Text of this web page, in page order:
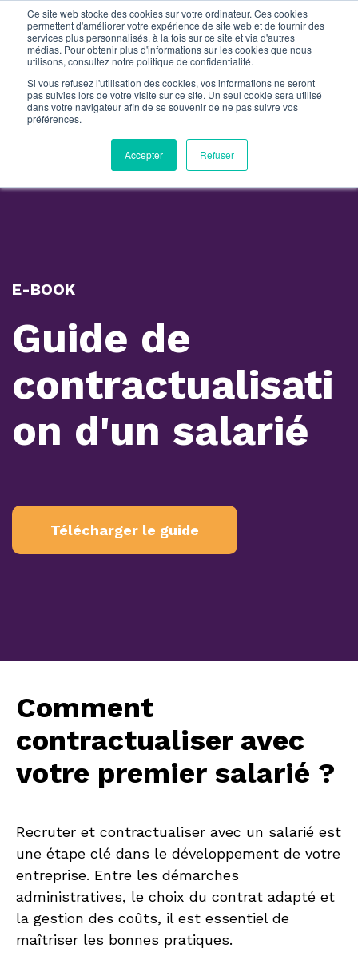
Ce site web stocke des cookies sur votre ordinateur. Ces cookies
permettent d'améliorer votre expérience de site web et de fournir des
services plus personnalisés, à la fois sur ce site et via d'autres
médias. Pour obtenir plus d'informations sur les cookies que nous
utilisons, consultez notre politique de confidentialité.
Si vous refusez l'utilisation des cookies, vos informations ne seront
pas suivies lors de votre visite sur ce site. Un seul cookie sera utilisé
dans votre navigateur afin de se souvenir de ne pas suivre vos
préférences.
Accepter Refuser
E-BOOK
Guide de
contractualisati
on d'un salarié
Télécharger le guide
Comment
contractualiser avec
votre premier salarié ?
Recruter et contractualiser avec un salarié est
une étape clé dans le développement de votre
entreprise. Entre les démarches
administratives, le choix du contrat adapté et
la gestion des coûts, il est essentiel de
maîtriser les bonnes pratiques.